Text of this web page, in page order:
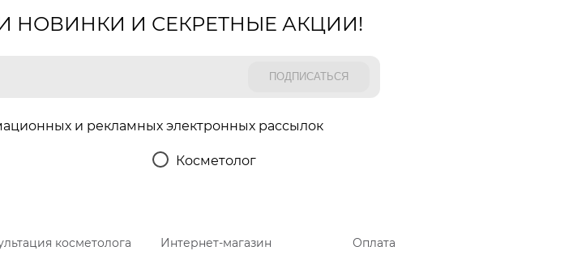
И СЕКРЕТНЫЕ АКЦИИ!
и рекламных электронных рассылок
Косметолог
косметолога Интернет-магазин Оплата